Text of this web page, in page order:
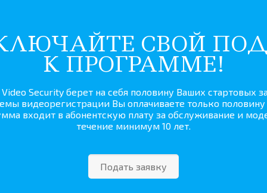
СВОЙ
К ПРОГРАММЕ!
Security берет на себя половину Ваших стартовых
видеорегистрации Вы оплачиваете только половину
входит в абонентскую плату за обслуживание и
течение минимум 10 лет.
Подать заявку